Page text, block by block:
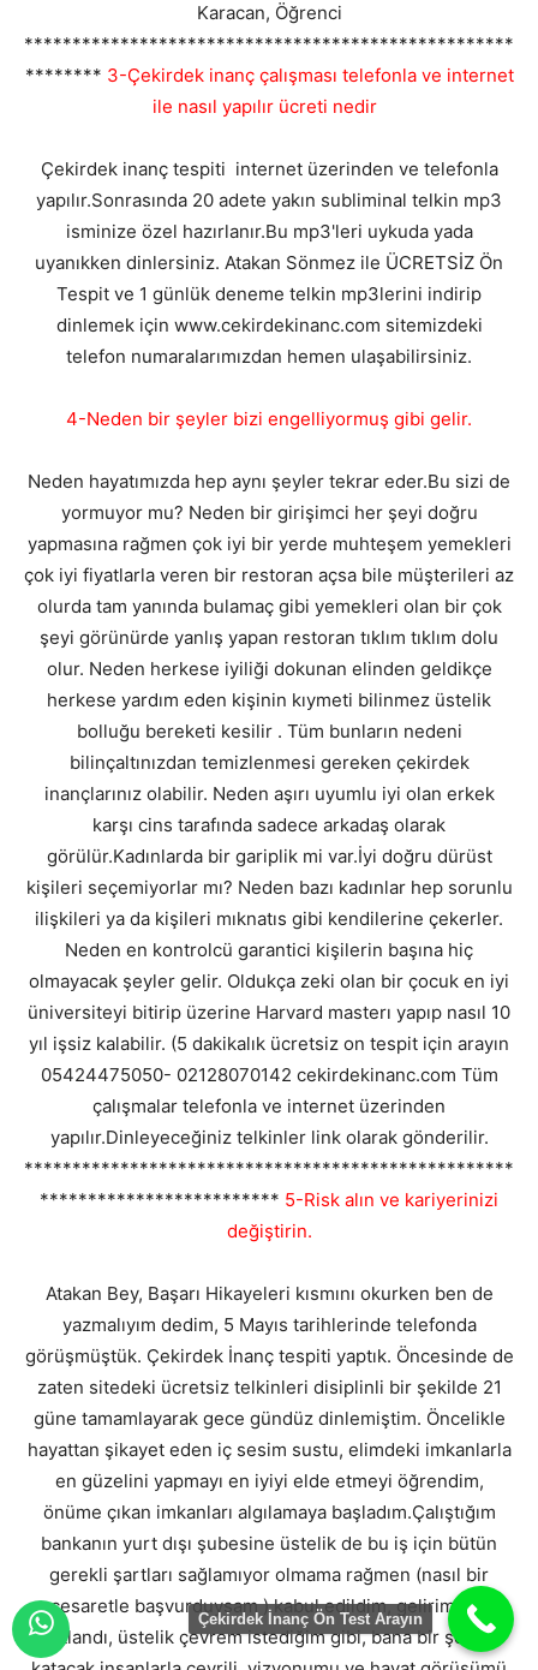
Karacan, Öğrenci
***************************************************
******** 3-Çekirdek inanç çalışması telefonla ve internet
ile nasıl yapılır ücreti nedir
Çekirdek inanç tespiti internet üzerinden ve telefonla
yapılır.Sonrasında 20 adete yakın subliminal telkin mp3
isminize özel hazırlanır.Bu mp3'leri uykuda yada
uyanıkken dinlersiniz. Atakan Sönmez ile ÜCRETSİZ Ön
Tespit ve 1 günlük deneme telkin mp3lerini indirip
dinlemek için www.cekirdekinanc.com sitemizdeki
telefon numaralarımızdan hemen ulaşabilirsiniz.
4-Neden bir şeyler bizi engelliyormuş gibi gelir.
Neden hayatımızda hep aynı şeyler tekrar eder.Bu sizi de
yormuyor mu? Neden bir girişimci her şeyi doğru
yapmasına rağmen çok iyi bir yerde muhteşem yemekleri
çok iyi fiyatlarla veren bir restoran açsa bile müşterileri az
olurda tam yanında bulamaç gibi yemekleri olan bir çok
şeyi görünürde yanlış yapan restoran tıklım tıklım dolu
olur. Neden herkese iyiliği dokunan elinden geldikçe
herkese yardım eden kişinin kıymeti bilinmez üstelik
bolluğu bereketi kesilir . Tüm bunların nedeni
bilinçaltınızdan temizlenmesi gereken çekirdek
inançlarınız olabilir. Neden aşırı uyumlu iyi olan erkek
karşı cins tarafında sadece arkadaş olarak
görülür.Kadınlarda bir gariplik mi var.İyi doğru dürüst
kişileri seçemiyorlar mı? Neden bazı kadınlar hep sorunlu
ilişkileri ya da kişileri mıknatıs gibi kendilerine çekerler.
Neden en kontrolcü garantici kişilerin başına hiç
olmayacak şeyler gelir. Oldukça zeki olan bir çocuk en iyi
üniversiteyi bitirip üzerine Harvard masterı yapıp nasıl 10
yıl işsiz kalabilir. (5 dakikalık ücretsiz on tespit için arayın
05424475050- 02128070142 cekirdekinanc.com Tüm
çalışmalar telefonla ve internet üzerinden
yapılır.Dinleyeceğiniz telkinler link olarak gönderilir.
***************************************************
************************* 5-Risk alın ve kariyerinizi
değiştirin.
Atakan Bey, Başarı Hikayeleri kısmını okurken ben de
yazmalıyım dedim, 5 Mayıs tarihlerinde telefonda
görüşmüştük. Çekirdek İnanç tespiti yaptık. Öncesinde de
zaten sitedeki ücretsiz telkinleri disiplinli bir şekilde 21
güne tamamlayarak gece gündüz dinlemiştim. Öncelikle
hayattan şikayet eden iç sesim sustu, elimdeki imkanlarla
en güzelini yapmayı en iyiyi elde etmeyi öğrendim,
önüme çıkan imkanları algılamaya başladım.Çalıştığım
bankanın yurt dışı şubesine üstelik de bu iş için bütün
gerekli şartları sağlamıyor olmama rağmen (nasıl bir
cesaretle başvurduysam ) kabul edildim, gelirim 3 e
katlandı, üstelik çevrem istediğim gibi, bana bir şeyler
Çekirdek İnanç Ön Test Arayın